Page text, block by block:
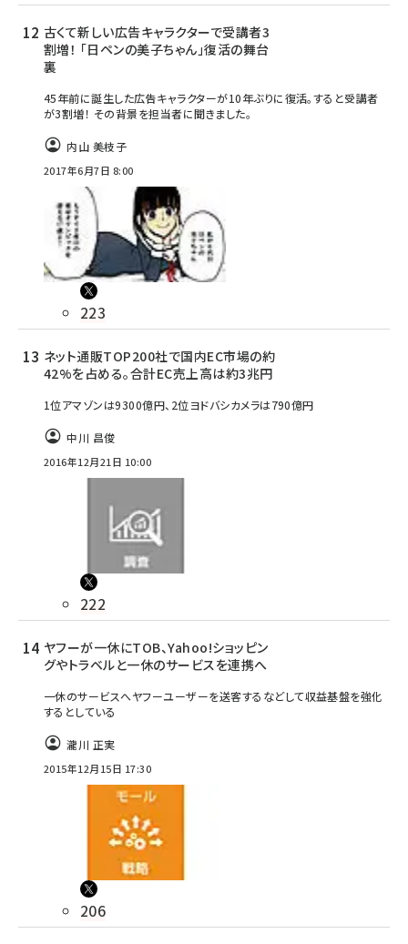
古くて新しい広告キャラクターで受講者3
割増！ 「日ペンの美子ちゃん」復活の舞台
裏
45年前に誕生した広告キャラクターが10年ぶりに復活。すると受講者
が3割増！ その背景を担当者に聞きました。
内山 美枝子
2017年6月7日 8:00
223
ネット通販TOP200社で国内EC市場の約
42%を占める。合計EC売上高は約3兆円
1位アマゾンは9300億円、2位ヨドバシカメラは790億円
中川 昌俊
2016年12月21日 10:00
222
ヤフーが一休にTOB、Yahoo!ショッピン
グやトラベルと一休のサービスを連携へ
一休のサービスへヤフーユーザーを送客するなどして収益基盤を強化
するとしている
瀧川 正実
2015年12月15日 17:30
206